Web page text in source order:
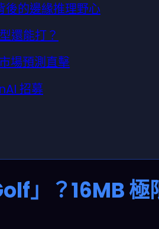
的邊緣推理野心
還能打？
場預測直擊
招募
」？16MB 極